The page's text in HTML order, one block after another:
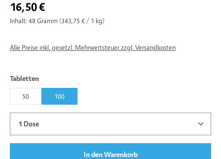
16,50 €
Inhalt: 48 Gramm (343,75 € / 1 kg)
Alle Preise inkl. gesetzl. Mehrwertsteuer zzgl. Versandkosten
Tablettenauswählen
50 100
Produkt Anzahl: Gib den gewünschten Wert ein oder
In den Warenkorb